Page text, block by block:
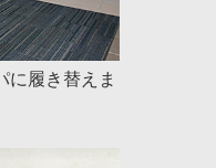
に履き替えま